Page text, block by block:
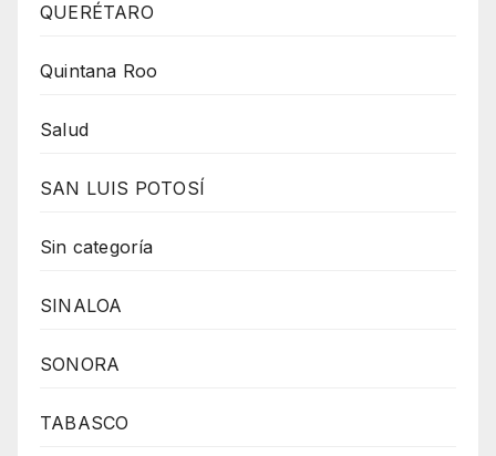
QUERÉTARO
Quintana Roo
Salud
SAN LUIS POTOSÍ
Sin categoría
SINALOA
SONORA
TABASCO